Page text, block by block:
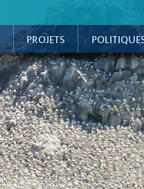
PROJETS